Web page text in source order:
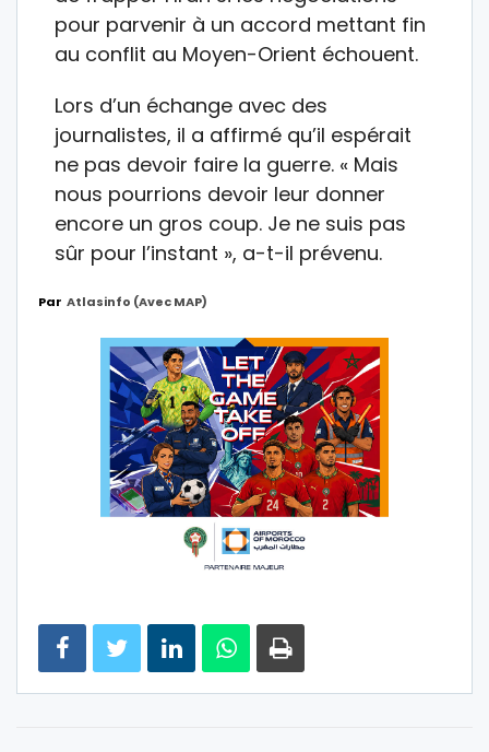
pour parvenir à un accord mettant fin
au conflit au Moyen-Orient échouent.
Lors d’un échange avec des
journalistes, il a affirmé qu’il espérait
ne pas devoir faire la guerre. « Mais
nous pourrions devoir leur donner
encore un gros coup. Je ne suis pas
sûr pour l’instant », a-t-il prévenu.
Par Atlasinfo (avec MAP)